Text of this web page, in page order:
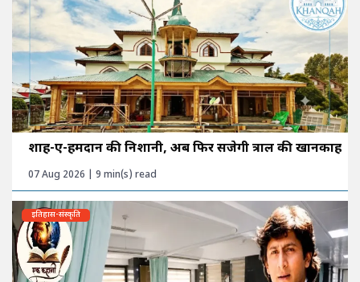
शाह-ए-हमदान की निशानी, अब फिर सजेगी त्राल की खानकाह
07 Aug 2026 | 9 min(s) read
इतिहास-संस्कृति